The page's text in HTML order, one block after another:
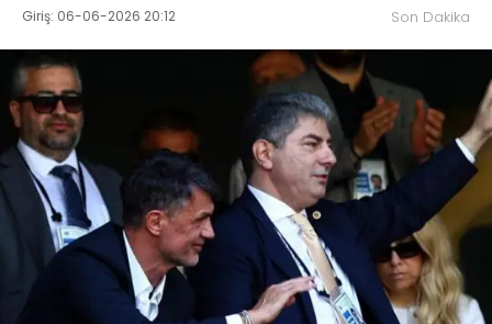
Giriş: 06-06-2026 20:12 Son Dakika